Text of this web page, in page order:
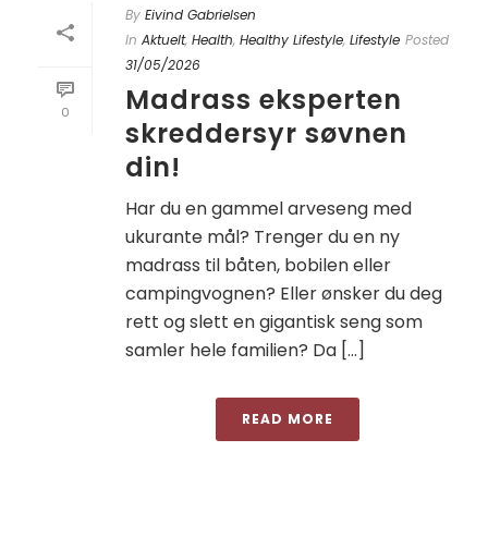
0
By Eivind Gabrielsen
In Aktuelt, Health, Healthy Lifestyle, Lifestyle Posted
31/05/2026
Madrass eksperten
skreddersyr søvnen
din!
Har du en gammel arveseng med
ukurante mål? Trenger du en ny
madrass til båten, bobilen eller
campingvognen? Eller ønsker du deg
rett og slett en gigantisk seng som
samler hele familien? Da [...]
READ MORE